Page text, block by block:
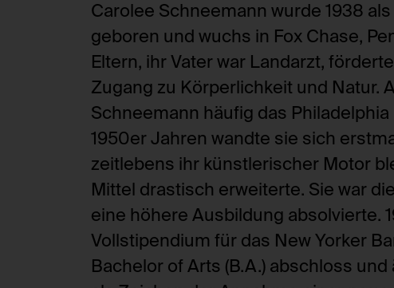
Carolee Schneemann wurde 1938
geboren und wuchs in Fox Chase,
Eltern, ihr Vater war Landarzt,
Zugang zu Körperlichkeit und Natur.
Schneemann häufig das
1950er Jahren wandte sie sich
zeitlebens ihr künstlerischer Motor
Mittel drastisch erweiterte. Sie war
eine höhere Ausbildung absolvierte.
Vollstipendium für das New Yorker
Bachelor of Arts (B.A.) abschloss